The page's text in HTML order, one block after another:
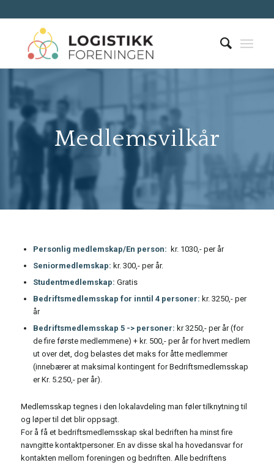
Medlemsvilkår
Personlig medlemskap/En person: kr. 1030,- per år
Seniormedlemskap: kr. 300,- per år.
Studentmedlemskap: Gratis
Bedriftsmedlemsskap for inntil 4 personer: kr. 3250,- per
år
Bedriftsmedlemsskap 5 -> personer: kr 3250,- per år (for
de fire første medlemmene) + kr. 500,- per år for hvert medlem
ut over det, dog belastes det maks for åtte medlemmer
(innebærer at maksimal kontingent for Bedriftsmedlemsskap
er Kr. 5.250,- per år).
Medlemsskap tegnes i den lokalavdeling man føler tilknytning til
og løper til det blir oppsagt.
For å få et bedriftsmedlemsskap skal bedriften ha minst fire
navngitte kontaktpersoner. En av disse skal ha hovedansvar for
kontakten mellom foreningen og bedriften. Alle bedriftens